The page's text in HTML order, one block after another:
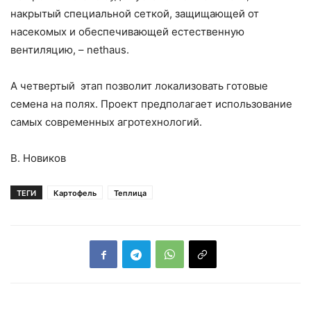
накрытый специальной сеткой, защищающей от
насекомых и обеспечивающей естественную
вентиляцию, – nethaus.
А четвертый этап позволит локализовать готовые
семена на полях. Проект предполагает использование
самых современных агротехнологий.
В. Новиков
ТЕГИ Картофель Теплица